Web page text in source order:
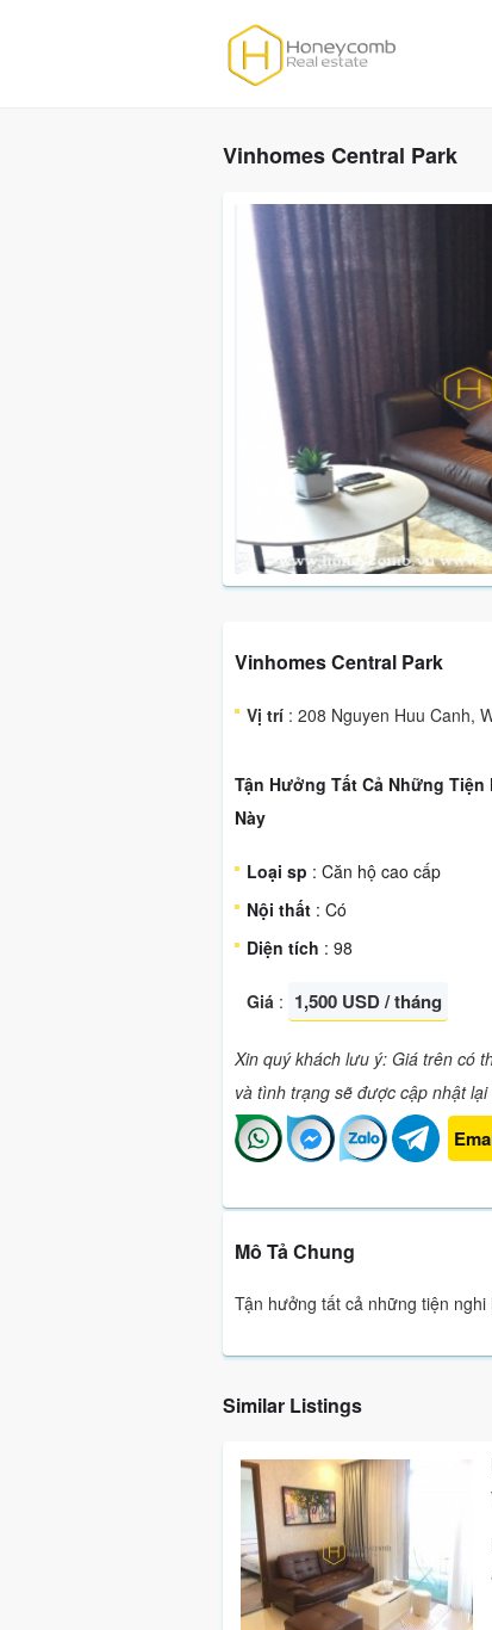
Vinhomes Central Park
Vinhomes Central Park
Vị trí : 208 Nguyen Huu Canh,
Tận Hưởng Tất Cả Những Tiện
Này
Loại sp : Căn hộ cao cấp
Nội thất : Có
Diện tích : 98
Giá : 1,500 USD / tháng
Xin quý khách lưu ý: Giá trên có
và tình trạng sẽ được cập nhật
Mô Tả Chung
Tận hưởng tất cả những tiện
Similar Listings